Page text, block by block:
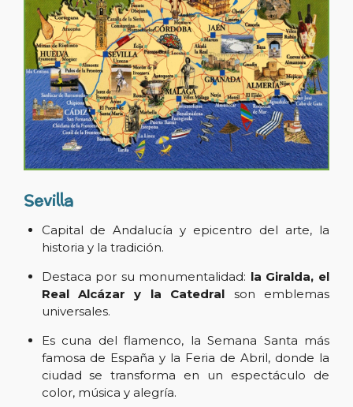
Sevilla
Capital de Andalucía y epicentro del arte, la
historia y la tradición.
Destaca por su monumentalidad: la Giralda, el
Real Alcázar y la Catedral son emblemas
universales.
Es cuna del flamenco, la Semana Santa más
famosa de España y la Feria de Abril, donde la
ciudad se transforma en un espectáculo de
color, música y alegría.